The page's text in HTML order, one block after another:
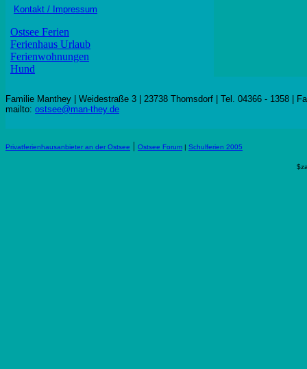
Kontakt / Impressum
Ostsee Ferien
Ferienhaus Urlaub
Ferienwohnungen
Hund
Familie Manthey | Weidestraße 3 | 23738 Thomsdorf | Tel. 04366 - 1358 |
mailto: ostsee@man-they.de
Privatferienhausanbieter an der Ostsee | Ostsee Forum | Schulferien 2005